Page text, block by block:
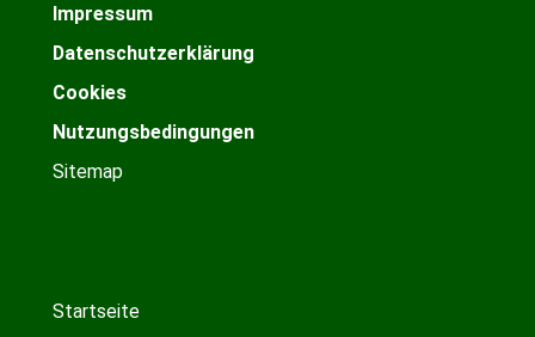
Impressum
Datenschutzerklärung
Cookies
Nutzungsbedingungen
Sitemap
Startseite